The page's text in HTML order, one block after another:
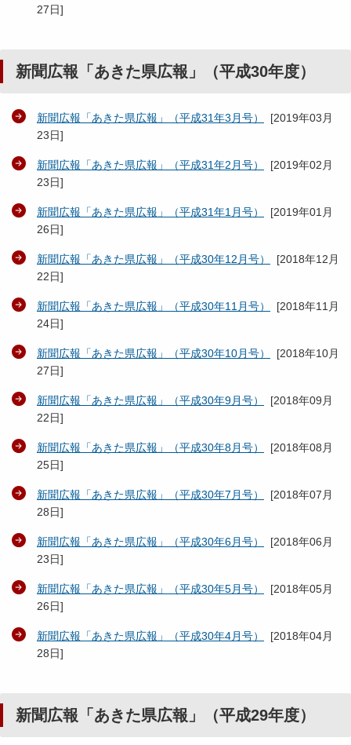
27日]
新聞広報「あきた県広報」（平成30年度）
新聞広報「あきた県広報」（平成31年3月号） [2019年03月
23日]
新聞広報「あきた県広報」（平成31年2月号） [2019年02月
23日]
新聞広報「あきた県広報」（平成31年1月号） [2019年01月
26日]
新聞広報「あきた県広報」（平成30年12月号） [2018年12月
22日]
新聞広報「あきた県広報」（平成30年11月号） [2018年11月
24日]
新聞広報「あきた県広報」（平成30年10月号） [2018年10月
27日]
新聞広報「あきた県広報」（平成30年9月号） [2018年09月
22日]
新聞広報「あきた県広報」（平成30年8月号） [2018年08月
25日]
新聞広報「あきた県広報」（平成30年7月号） [2018年07月
28日]
新聞広報「あきた県広報」（平成30年6月号） [2018年06月
23日]
新聞広報「あきた県広報」（平成30年5月号） [2018年05月
26日]
新聞広報「あきた県広報」（平成30年4月号） [2018年04月
28日]
新聞広報「あきた県広報」（平成29年度）